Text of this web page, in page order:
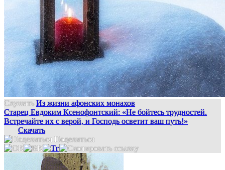
Слушать Из жизни афонских монахов
Старец Евдоким Ксенофонтский: «Не бойтесь трудностей.
Встречайте их с верой, и Господь осветит ваш путь!»
Скачать
Поделиться